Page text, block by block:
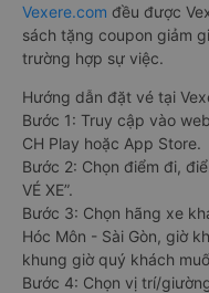
Vexere.com đều được
sách tặng coupon giảm
trường hợp sự việc.
Hướng dẫn đặt vé tại
Bước 1: Truy cập vào
CH Play hoặc App Store.
Bước 2: Chọn điểm đi,
VÉ XE”.
Bước 3: Chọn hãng xe
Hóc Môn - Sài Gòn, giờ
khung giờ quý khách
Bước 4: Chọn vị trí/